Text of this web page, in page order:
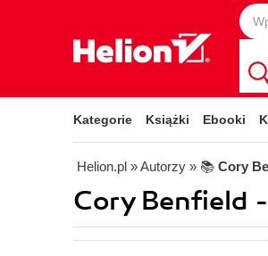
Kategorie Książki Ebooki
Helion.pl » Autorzy » 📚 Cory
Cory Benfield